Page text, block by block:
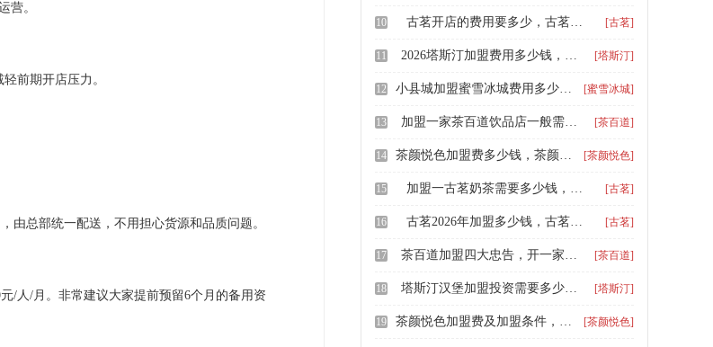
营。
前期开店压力。
总部统一配送，不用担心货源和品质问题。
人/月。非常建议大家提前预留6个月的备用资
10 古茗开店的费用要多少，古茗加盟的条件跟流程是什么 [古茗]
11 2026塔斯汀加盟费用多少钱，塔斯汀炸鸡汉堡加盟费用大概多少 [塔斯汀]
12 小县城加盟蜜雪冰城费用多少钱，开一家蜜雪冰城县城店多少钱 [蜜雪冰城]
13 加盟一家茶百道饮品店一般需要多少钱，茶百道奶茶加盟店大约需要多少资金 [茶百道]
14 茶颜悦色加盟费多少钱，茶颜悦色加盟条件及费用 [茶颜悦色]
15 加盟一古茗奶茶需要多少钱，古茗加盟新加盟费用是多少 [古茗]
16 古茗2026年加盟多少钱，古茗加盟大概多少钱加盟 [古茗]
17 茶百道加盟四大忠告，开一家茶百道需要投资多少费用 [茶百道]
18 塔斯汀汉堡加盟投资需要多少钱，塔斯汀快餐加盟有什么条件呢 [塔斯汀]
19 茶颜悦色加盟费及加盟条件，开一家茶颜悦色加盟费用详情 [茶颜悦色]